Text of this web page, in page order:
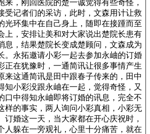
来，刚回医院的楚一诚觉得有些奇怪，
受记者们的采访，此时，文森用计让救
光环集中在自己身上，随即在接踵而至
上，安排让美和对大家说出楚院长患有
息，结果楚院长变成楚顾问，文森成为
。永拓邀请小彩一起去参加永岫的订婚
正在犹豫时，一通简讯让很多事情产生
来这通简讯是田中跟春子传来的，田中
知小彩没跟永岫在一起，觉得奇怪，又
口中得知永岫即将订婚的讯息，完全不
样的事实，两人询问小彩真相，小彩无
订婚这一天，当大家都在开心庆祝时，
人躲在一旁观礼，心里十分痛苦，就在